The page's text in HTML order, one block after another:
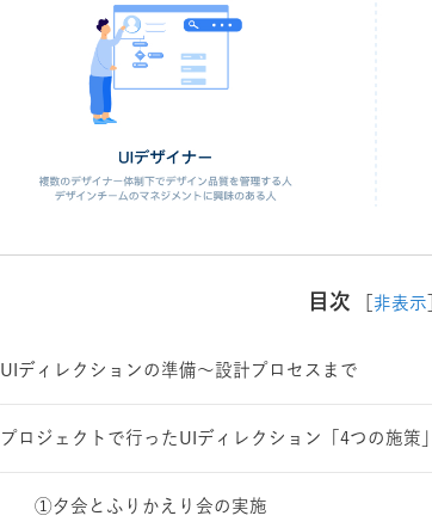
目次 非表示
UIディレクションの準備〜設計プロセスまで
プロジェクトで行ったUIディレクション「4つの施策」
①夕会とふりかえり会の実施